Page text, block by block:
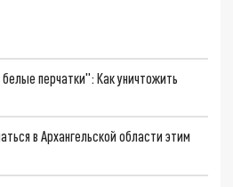
перчатки": Как уничтожить
в Архангельской области этим